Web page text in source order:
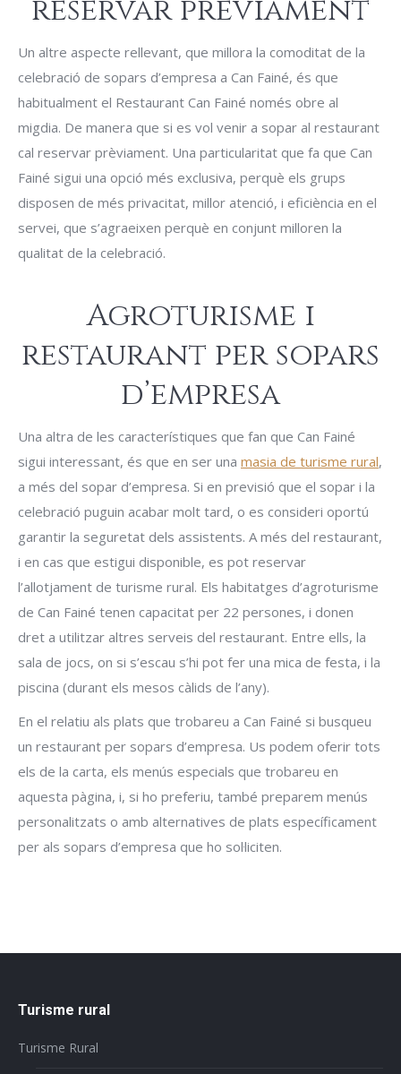
reservar prèviament
Un altre aspecte rellevant, que millora la comoditat de la
celebració de sopars d’empresa a Can Fainé, és que
habitualment el Restaurant Can Fainé només obre al
migdia. De manera que si es vol venir a sopar al restaurant
cal reservar prèviament. Una particularitat que fa que Can
Fainé sigui una opció més exclusiva, perquè els grups
disposen de més privacitat, millor atenció, i eficiència en el
servei, que s’agraeixen perquè en conjunt milloren la
qualitat de la celebració.
Agroturisme i
restaurant per sopars
d’empresa
Una altra de les característiques que fan que Can Fainé
sigui interessant, és que en ser una masia de turisme rural,
a més del sopar d’empresa. Si en previsió que el sopar i la
celebració puguin acabar molt tard, o es consideri oportú
garantir la seguretat dels assistents. A més del restaurant,
i en cas que estigui disponible, es pot reservar
l’allotjament de turisme rural. Els habitatges d’agroturisme
de Can Fainé tenen capacitat per 22 persones, i donen
dret a utilitzar altres serveis del restaurant. Entre ells, la
sala de jocs, on si s’escau s’hi pot fer una mica de festa, i la
piscina (durant els mesos càlids de l’any).
En el relatiu als plats que trobareu a Can Fainé si busqueu
un restaurant per sopars d’empresa. Us podem oferir tots
els de la carta, els menús especials que trobareu en
aquesta pàgina, i, si ho preferiu, també preparem menús
personalitzats o amb alternatives de plats específicament
per als sopars d’empresa que ho sol·liciten.
Turisme rural
Turisme Rural